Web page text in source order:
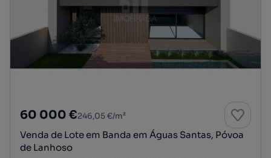
60 000 €246,05 €/m²
Venda de Lote em Banda em Águas Santas, Póvoa
de Lanhoso